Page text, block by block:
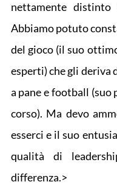
nettamente
Abbiamo potuto
del gioco (il suo
esperti) che gli deriva
a pane e football (suo
corso). Ma devo
esserci e il suo
qualità di
differenza.>